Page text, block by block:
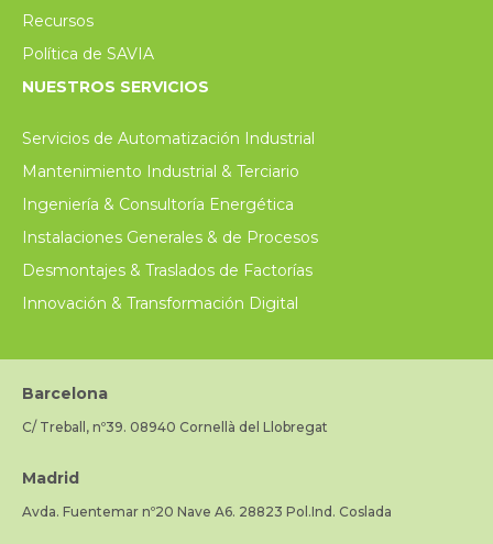
Recursos
Política de SAVIA
NUESTROS SERVICIOS
Servicios de Automatización Industrial
Mantenimiento Industrial & Terciario
Ingeniería & Consultoría Energética
Instalaciones Generales & de Procesos
Desmontajes & Traslados de Factorías
Innovación & Transformación Digital
Barcelona
C/ Treball, nº39. 08940 Cornellà del Llobregat
Madrid
Avda. Fuentemar nº20 Nave A6. 28823 Pol.Ind. Coslada